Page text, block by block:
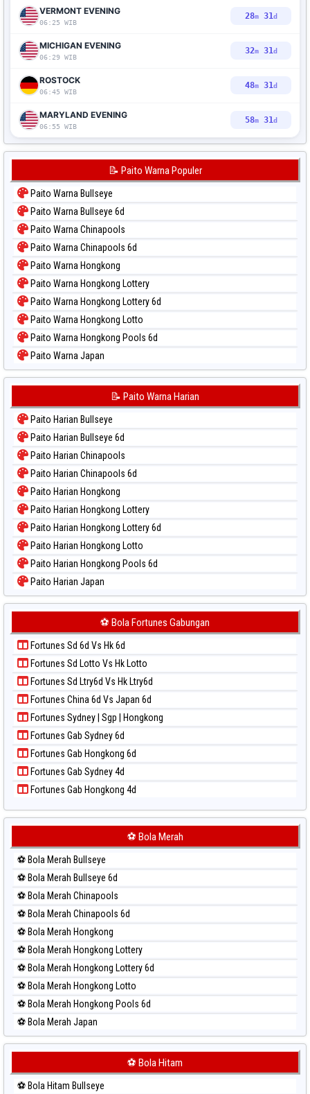
VERMONT EVENING
06:25 WIB
28m30d
MICHIGAN EVENING
06:29 WIB
32m30d
ROSTOCK
06:45 WIB
48m30d
MARYLAND EVENING
06:55 WIB
58m30d
📝 Paito Warna Populer
Paito Warna Bullseye
Paito Warna Bullseye 6d
Paito Warna Chinapools
Paito Warna Chinapools 6d
Paito Warna Hongkong
Paito Warna Hongkong Lottery
Paito Warna Hongkong Lottery 6d
Paito Warna Hongkong Lotto
Paito Warna Hongkong Pools 6d
Paito Warna Japan
Paito Warna Japan 6d
Paito Warna Kuda Lari
Paito Warna Magnum Cambodia
Paito Warna Nagoya
Paito Warna New York Midday
Paito Warna North Carolina Day
Paito Warna Pcso
Paito Warna Pennsylvania Day
Paito Warna Sao Paulo
Paito Warna Singapore
Paito Warna Sydney
Paito Warna Sydney Lottery
Paito Warna Sydney Lotto
Paito Warna Sydney Pools 6d
Paito Warna Taipei
Paito Warna Taiwan
📝 Paito Warna Harian
Paito Harian Bullseye
Paito Harian Bullseye 6d
Paito Harian Chinapools
Paito Harian Chinapools 6d
Paito Harian Hongkong
Paito Harian Hongkong Lottery
Paito Harian Hongkong Lottery 6d
Paito Harian Hongkong Lotto
Paito Harian Hongkong Pools 6d
Paito Harian Japan
Paito Harian Japan 6d
Paito Harian Korea
Paito Harian Kuda Lari
Paito Harian Magnum Cambodia
Paito Harian Nagoya
Paito Harian New York Midday
Paito Harian North Carolina Day
Paito Harian Pcso
Paito Harian Pennsylvania Day
Paito Harian Sao Paulo
Paito Harian Singapore
Paito Harian Sydney
Paito Harian Sydney Lottery
Paito Harian Sydney Lottery 6d
Paito Harian Sydney Lotto
Paito Harian Sydney Pools 6d
Paito Harian Taipei
Paito Harian Taiwan
⚽ Bola Fortunes Gabungan
Fortunes Sd 6d Vs Hk 6d
Fortunes Sd Lotto Vs Hk Lotto
Fortunes Sd Ltry6d Vs Hk Ltry6d
Fortunes China 6d Vs Japan 6d
Fortunes Sydney | Sgp | Hongkong
Fortunes Gab Sydney 6d
Fortunes Gab Hongkong 6d
Fortunes Gab Sydney 4d
Fortunes Gab Hongkong 4d
⚽ Bola Merah
⚽ Bola Merah Bullseye
⚽ Bola Merah Bullseye 6d
⚽ Bola Merah Chinapools
⚽ Bola Merah Chinapools 6d
⚽ Bola Merah Hongkong
⚽ Bola Merah Hongkong Lottery
⚽ Bola Merah Hongkong Lottery 6d
⚽ Bola Merah Hongkong Lotto
⚽ Bola Merah Hongkong Pools 6d
⚽ Bola Merah Japan
⚽ Bola Merah Japan 6d
⚽ Bola Merah Kuda Lari
⚽ Bola Hitam
⚽ Bola Hitam Bullseye